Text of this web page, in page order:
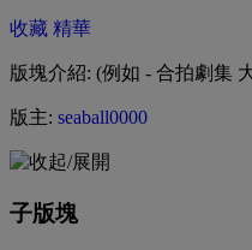
收藏 精華
版塊介紹: (例如 - 合拍劇集
版主: seaball0000
子版塊